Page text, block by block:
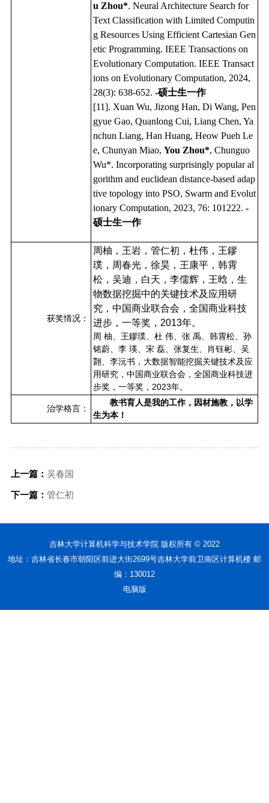
u Zhou*. Neural Architecture Search for
Text Classification with Limited Computin
g Resources Using Efficient Cartesian Gen
etic Programming. IEEE Transactions on
Evolutionary Computation. IEEE Transact
ions on Evolutionary Computation, 2024,
28(3): 638-652. -硕士生一作
[11]. Xuan Wu, Jizong Han, Di Wang, Pen
gyue Gao, Quanlong Cui, Liang Chen, Ya
nchun Liang, Han Huang, Heow Pueh Le
e, Chunyan Miao, You Zhou*, Chunguo
Wu*. Incorporating surprisingly popular al
gorithm and euclidean distance-based adap
tive topology into PSO, Swarm and Evolut
ionary Computation, 2023, 76: 101222. -
硕士生一作
获奖情况：
周柚，王岩，管仁初，杜伟，王鏐
璞，周春光，徐昊，王康平，韩霄
松，吴迪，白天，李儒辉，王晗，生
物数据挖掘中的关键技术及应用研
究，中国商业联合会，全国商业科技
进步，一等奖，2013年。
周 柚、王鏐璞、杜 伟、张 禹、韩霄松、孙
铭蔚、李 瑛、宋 磊、张复生、肖钰彬、吴
翾、李沅书，大数据智能挖掘关键技术及应
用研究，中国商业联合会，全国商业科技进
步奖，一等奖，2023年。
治学格言：
教书育人是我的工作，因材施教，以学
生为本！
上一篇： 吴春国
下一篇： 管仁初
吉林大学计算机科学与技术学院 版权所有 © 2022
地址：吉林省长春市朝阳区前进大街2699号吉林大学前卫南区计算机楼 邮
编：130012
电脑版